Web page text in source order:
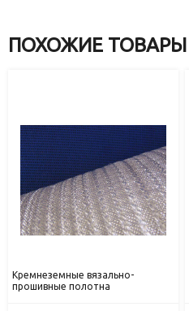
ПОХОЖИЕ ТОВАРЫ
Кремнеземные вязально-
прошивные полотна